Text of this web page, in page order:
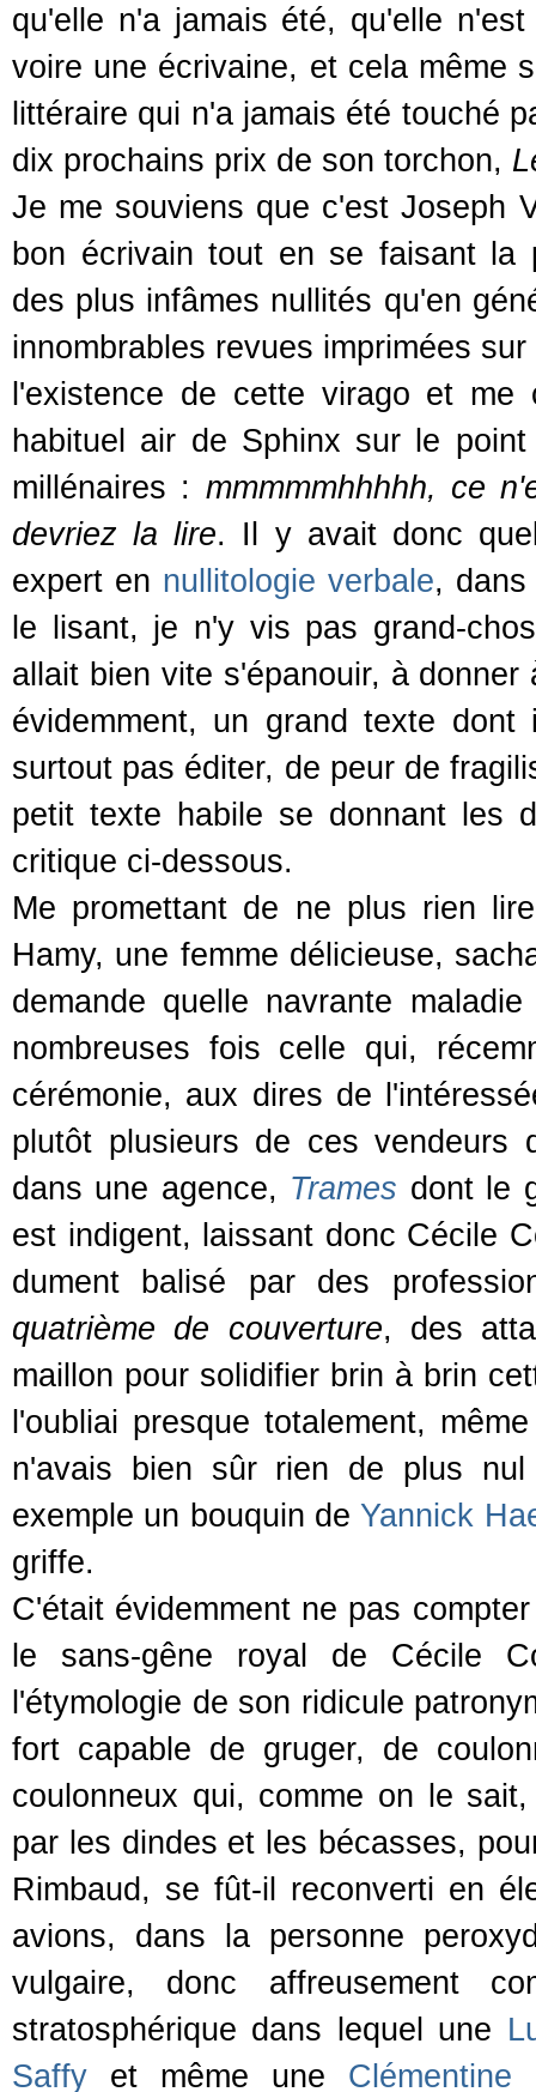
qu'elle n'a jamais été, qu'elle
voire une écrivaine, et cela même
littéraire qui n'a jamais été touché
dix prochains prix de son torchon,
Je me souviens que c'est Joseph
bon écrivain tout en se faisant la
des plus infâmes nullités qu'en
innombrables revues imprimées
l'existence de cette virago et
habituel air de Sphinx sur le
millénaires : mmmmmhhhhh, ce
devriez la lire. Il y avait donc
expert en nullitologie verbale,
le lisant, je n'y vis pas grand-
allait bien vite s'épanouir, à
évidemment, un grand texte
surtout pas éditer, de peur de
petit texte habile se donnant les
critique ci-dessous.
Me promettant de ne plus rien
Hamy, une femme délicieuse,
demande quelle navrante
nombreuses fois celle qui,
cérémonie, aux dires de
plutôt plusieurs de ces vendeurs
dans une agence, Trames dont le
est indigent, laissant donc Cécile
dument balisé par des
quatrième de couverture, des
maillon pour solidifier brin à brin
l'oubliai presque totalement,
n'avais bien sûr rien de plus
exemple un bouquin deYannick
griffe.
C'était évidemment ne pas
le sans-gêne royal de Cécile
l'étymologie de son ridicule
fort capable de gruger, de
coulonneux qui, comme on le
par les dindes et les bécasses,
Rimbaud, se fût-il reconverti en
avions, dans la personne
vulgaire, donc affreusement
stratosphérique dans lequel une
Saffy et même une Clémentine